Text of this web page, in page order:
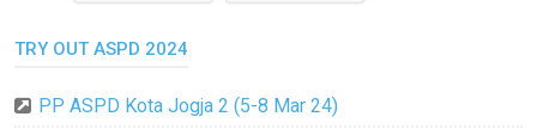
TRY OUT ASPD 2024
PP ASPD Kota Jogja 2 (5-8 Mar 24)